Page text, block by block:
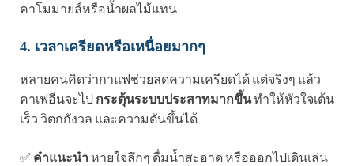
คาโมมายล์หรือน้ำผลไม้แทน
4. เวลาเครียดหรือเหนื่อยมากๆ
หลายคนคิดว่ากาแฟช่วยลดความเครียดได้ แต่จริงๆ แล้ว
คาเฟอีนจะไป กระตุ้นระบบประสาทมากขึ้นทำให้หัวใจเต้น
เร็ว วิตกกังวล และความดันขึ้นได้
✅ คำแนะนำ หายใจลึกๆ ดื่มน้ำสะอาด หรือออกไปเดินเล่น